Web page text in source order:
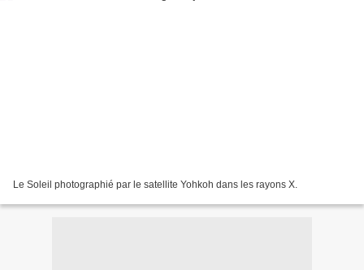
Le Soleil photographié par le satellite Yohkoh dans les rayons X.